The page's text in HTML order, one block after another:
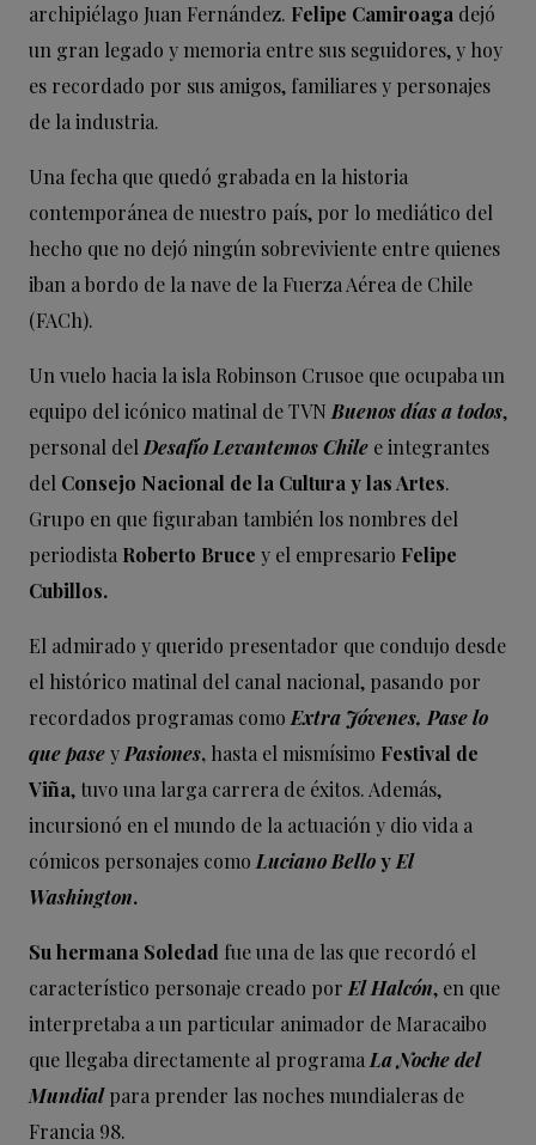
archipiélago Juan Fernández. Felipe Camiroaga dejó
un gran legado y memoria entre sus seguidores, y hoy
es recordado por sus amigos, familiares y personajes
de la industria.
Una fecha que quedó grabada en la historia
contemporánea de nuestro país, por lo mediático del
hecho que no dejó ningún sobreviviente entre quienes
iban a bordo de la nave de la Fuerza Aérea de Chile
(FACh).
Un vuelo hacia la isla Robinson Crusoe que ocupaba un
equipo del icónico matinal de TVN Buenos días a todos,
personal del Desafío Levantemos Chile e integrantes
del Consejo Nacional de la Cultura y las Artes.
Grupo en que figuraban también los nombres del
periodista Roberto Bruce y el empresario Felipe
Cubillos.
El admirado y querido presentador que condujo desde
el histórico matinal del canal nacional, pasando por
recordados programas como Extra Jóvenes, Pase lo
que pasey Pasiones, hasta el mismísimo Festival de
Viña, tuvo una larga carrera de éxitos. Además,
incursionó en el mundo de la actuación y dio vida a
cómicos personajes como Luciano Belloy El
Washington.
Su hermana Soledad fue una de las que recordó el
característico personaje creado por El Halcón, en que
interpretaba a un particular animador de Maracaibo
que llegaba directamente al programa La Noche del
Mundialpara prender las noches mundialeras de
Francia 98.